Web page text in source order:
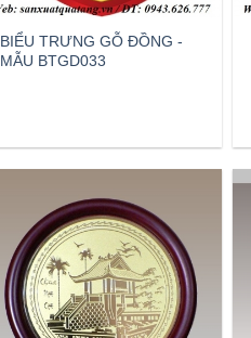
BIỂU TRƯNG GỖ ĐỒNG -
MẪU BTGD033